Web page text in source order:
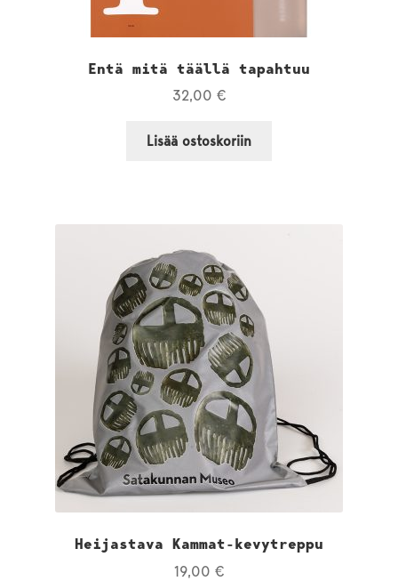
Entä mitä täällä tapahtuu
32,00 €
Lisää ostoskoriin
Heijastava Kammat-kevytreppu
19,00 €